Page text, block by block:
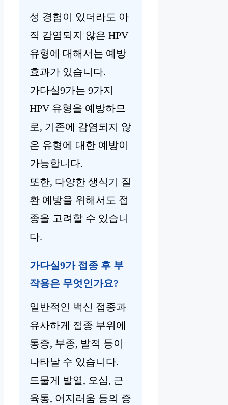
성 경험이 있더라도 아
직 감염되지 않은 HPV
유형에 대해서는 예방
효과가 있습니다.
가다실9가는 9가지
HPV 유형을 예방하므
로, 기존에 감염되지 않
은 유형에 대한 예방이
가능합니다.
또한, 다양한 생식기 질
환 예방을 위해서도 접
종을 고려할 수 있습니
다.
가다실9가 접종 후 부
작용은 무엇인가요?
일반적인 백신 접종과
유사하게 접종 부위에
통증, 부종, 발적 등이
나타날 수 있습니다.
드물게 발열, 오심, 근
육통, 어지러움 등의 증